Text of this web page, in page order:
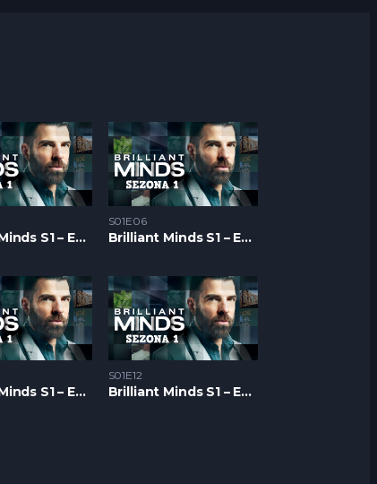
Brilliant Minds S1 – Epizoda 05
S01E06
Brilliant Minds S1 – Epizoda 06
Brilliant Minds S1 – Epizoda 11
S01E12
Brilliant Minds S1 – Epizoda 12